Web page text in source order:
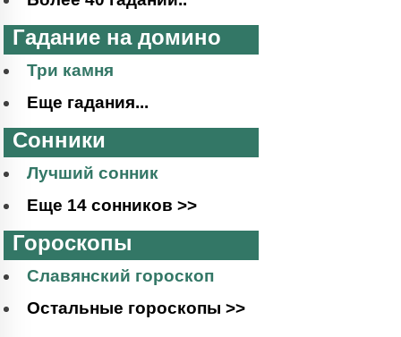
Гадание на домино
Три камня
Еще гадания...
Сонники
Лучший сонник
Еще 14 сонников >>
Гороскопы
Славянский гороскоп
Остальные гороскопы >>